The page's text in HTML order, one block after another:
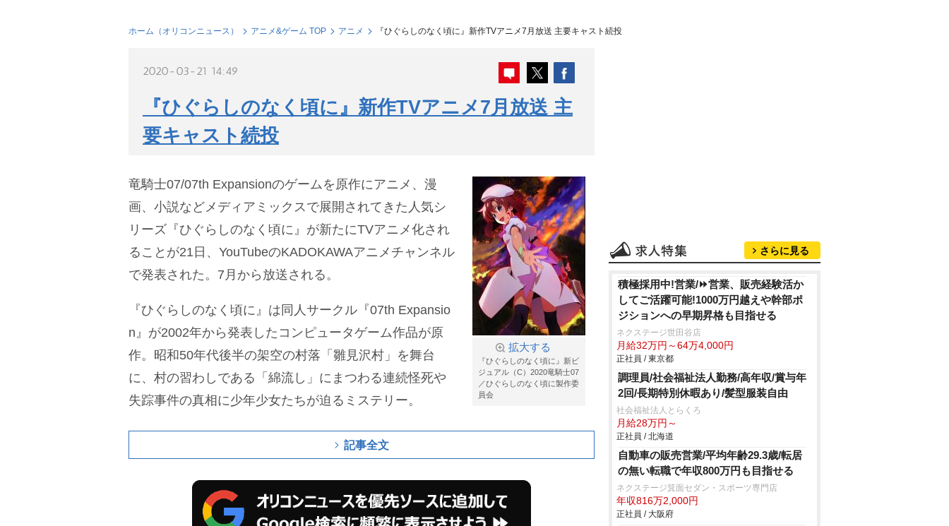
ホーム（オリコンニュース） アニメ&ゲーム TOP アニメ 『ひぐらしのなく頃に』新作TVアニメ7月放送 主要キャスト続投
2020-03-21 14:49
『ひぐらしのなく頃に』新作TVアニメ7月放送 主
要キャスト続投
拡大する
『ひぐらしのなく頃に』新ビ
ジュアル（C）2020竜騎士07
／ひぐらしのなく頃に製作委
員会
竜騎士07/07th Expansionのゲームを原作にアニメ、漫
画、小説などメディアミックスで展開されてきた人気シ
リーズ『ひぐらしのなく頃に』が新たにTVアニメ化され
ることが21日、YouTubeのKADOKAWAアニメチャンネル
で発表された。7月から放送される。
『ひぐらしのなく頃に』は同人サークル『07th Expansio
n』が2002年から発表したコンピュータゲーム作品が原
作。昭和50年代後半の架空の村落「雛見沢村」を舞台
に、村の習わしである「綿流し」にまつわる連続怪死
失踪事件の真相に少年少女たちが迫るミステリー。
記事全文
さらに見る
積極採用中!営業/⏩️営業、販売経験活か
してご活躍可能!1000万円越えや幹部ポ
ジションへの早期昇格も目指せる
ネクステージ世田谷店
月給32万円～64万4,000円
正社員 / 東京都
調理員/社会福祉法人勤務/高年収/賞与年
2回/長期特別休暇あり/髪型服装自由
社会福祉法人とらくろ
月給28万円～
正社員 / 北海道
自動車の販売営業/平均年齢29.3歳/転居
の無い転職で年収800万円も目指せる
ネクステージ箕面セダン・スポーツ専門店
年収816万2,000円
正社員 / 大阪府